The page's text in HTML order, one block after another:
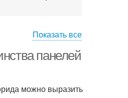
Показать все
панелей
можно выразить